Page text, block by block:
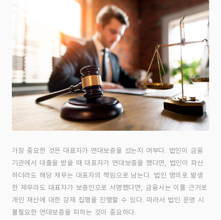
가장 중요한 것은 대표자가 연대보증을 섰는지 여부다. 법인이 금융
기관에서 대출을 받을 때 대표자가 연대보증을 했다면, 법인이 파산
하더라도 해당 채무는 대표자의 책임으로 남는다. 법인 명의로 발생
한 채무라도 대표자가 보증인으로 서명했다면, 금융사는 이를 근거로
개인 재산에 대한 강제 집행을 진행할 수 있다. 따라서 법인 운영 시
불필요한 연대보증을 피하는 것이 중요하다.